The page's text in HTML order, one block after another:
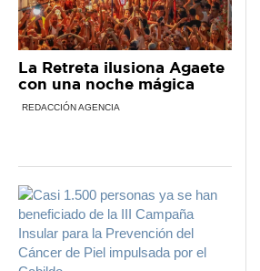
La Retreta ilusiona Agaete
con una noche mágica
REDACCIÓN AGENCIA